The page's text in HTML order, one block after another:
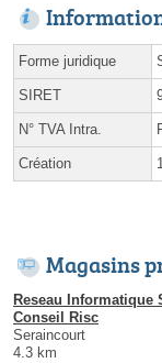
Forme juridique
SIRET
N° TVA Intra.
Création
Magasins
Reseau Informatique
Conseil Risc
Seraincourt
4.3 km